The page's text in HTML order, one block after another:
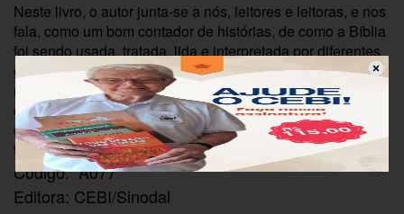
Neste livro, o autor junta-se a nós, leitores e leitoras, e nos
fala, como um bom contador de histórias, de como a Bíblia
foi sendo usada, tratada, lida e interpretada por diferentes
grupos de cristãos durante a história do cristianismo. Os
relatos contidos neste livro querem também provocar
outras leituras da Bíblia a partir dos muitos e diferenciados
contextos em que comunidades cristãs vivem e
testemunham a fé em Deus, o Criador e Salvador.
Código: A077
Editora: CEBI/Sinodal